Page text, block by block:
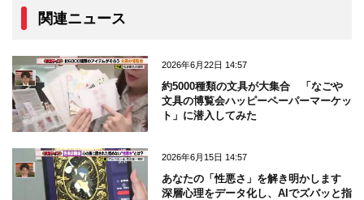
関連ニュース
2026年6月22日 14:57
約5000種類の文具が大集合 「なごや
文具の博覧会ハッピーペーパーマーケッ
ト」に潜入してみた
2026年6月15日 14:57
あなたの「性悪さ」を解き明かします
深層心理をデータ化し、AIでズバッと指